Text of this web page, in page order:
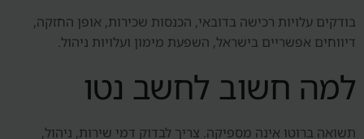
בודקים עלויות רכישה בדובאי, הכנסות שכירות, אופן החזקה,
דיווחים אפשריים בישראל, השפעת מימון ועלויות ניהול.
למה חשוב לחשב נטו
תשואה ברוטו אינה מספיקה. צריך לבדוק דמי שירות, ניהול,